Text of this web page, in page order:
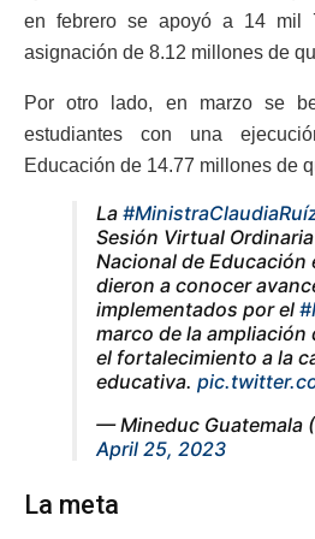
en febrero se apoyó a 14 mil
asignación de 8.12 millones de
Por otro lado, en marzo se
estudiantes con una
Educación de 14.77 millones de
La
Sesión Virtual
Nacional de Educación
dieron a conocer
implementados por el
marco de la
el fortalecimiento a la
educativa.
— Mineduc Guatemala
April 25, 2023
La meta